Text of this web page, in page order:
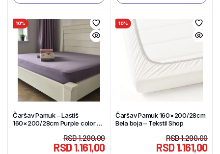
10%
Čaršav Pamuk – Lastiš
160×200/28cm Purple color –
RSD1.290,00
RSD1.161,00
10%
Čaršav Pamuk 160×200/28cm
Bela boja – Tekstil Shop
RSD1.290,00
RSD1.161,00